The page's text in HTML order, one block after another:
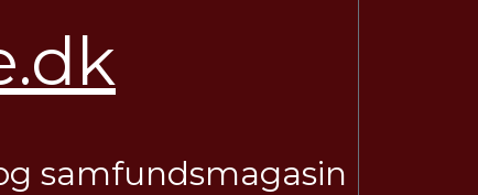
samfundsmagasin